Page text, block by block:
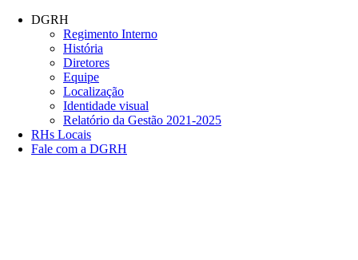
Conteúdo principal
DGRH
Regimento Interno
História
Diretores
Equipe
Localização
Identidade visual
Relatório da Gestão 2021-2025
RHs Locais
Fale com a DGRH